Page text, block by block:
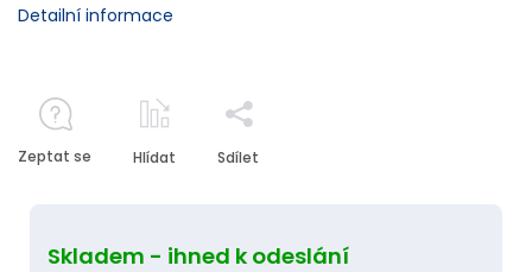
Skladem - ihned k odeslání
Detailní informace
Zeptat se Hlídat Sdílet